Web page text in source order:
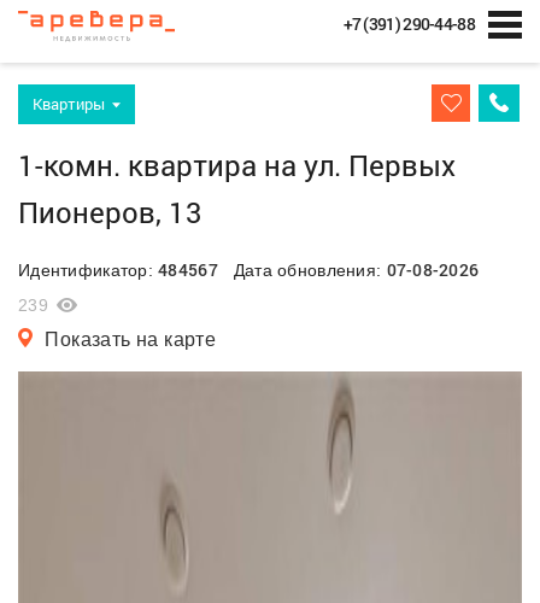
+7 (391) 290-44-88
Квартиры
1-комн. квартира на ул. Первых
Пионеров, 13
Идентификатор:484567Дата обновления: 07-08-2026
239
Показать на карте